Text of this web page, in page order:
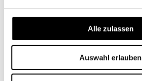
Alle zulassen
Auswahl erlauben